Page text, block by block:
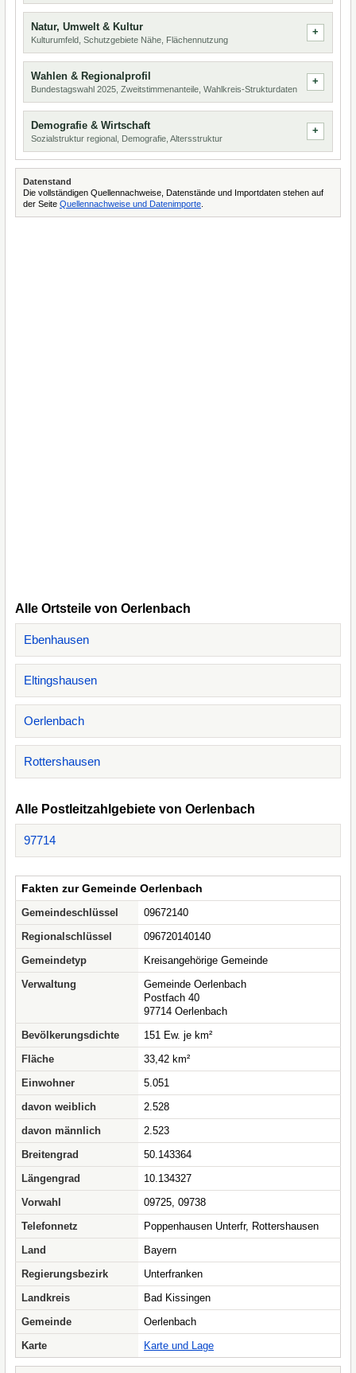
Natur, Umwelt & Kultur
Kulturumfeld, Schutzgebiete Nähe, Flächennutzung
Wahlen & Regionalprofil
Bundestagswahl 2025, Zweitstimmenanteile, Wahlkreis-Strukturdaten
Demografie & Wirtschaft
Sozialstruktur regional, Demografie, Altersstruktur
Datenstand
Die vollständigen Quellennachweise, Datenstände und Importdaten stehen auf
der Seite Quellennachweise und Datenimporte
Alle Ortsteile von Oerlenbach
Ebenhausen
Eltingshausen
Oerlenbach
Rottershausen
Alle Postleitzahlgebiete von Oerlenbach
97714
Fakten zur Gemeinde Oerlenbach
Gemeindeschlüssel
09672140
Regionalschlüssel
096720140140
Gemeindetyp
Kreisangehörige Gemeinde
Verwaltung
Gemeinde Oerlenbach
Postfach 40
97714 Oerlenbach
Bevölkerungsdichte
151 Ew. je km²
Fläche
33,42 km²
Einwohner
5.051
davon weiblich
2.528
davon männlich
2.523
Breitengrad
50.143364
Längengrad
10.134327
Vorwahl
09725, 09738
Telefonnetz
Poppenhausen Unterfr, Rottershausen
Land
Bayern
Regierungsbezirk
Unterfranken
Landkreis
Bad Kissingen
Gemeinde
Oerlenbach
Karte
Karte und Lage